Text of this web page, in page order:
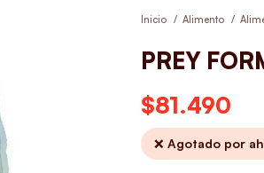
Inicio Alimento
PREY
$81.490
❌ Agotado por